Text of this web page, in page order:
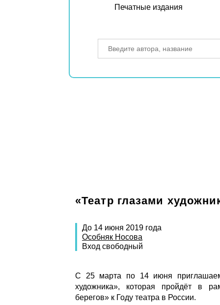
Печатные издания
«Театр глазами
До 14 июня 2019 года
Особняк Носова
Вход свободный
С 25 марта по 14 июня
художника», которая пройдёт в
берегов» к Году театра в России.